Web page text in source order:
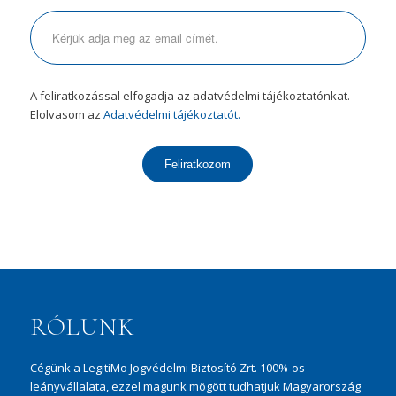
A feliratkozással elfogadja az adatvédelmi tájékoztatónkat.
Elolvasom az Adatvédelmi tájékoztatót.
Feliratkozom
RÓLUNK
Cégünk a LegitiMo Jogvédelmi Biztosító Zrt. 100%-os
leányvállalata, ezzel magunk mögött tudhatjuk Magyarország